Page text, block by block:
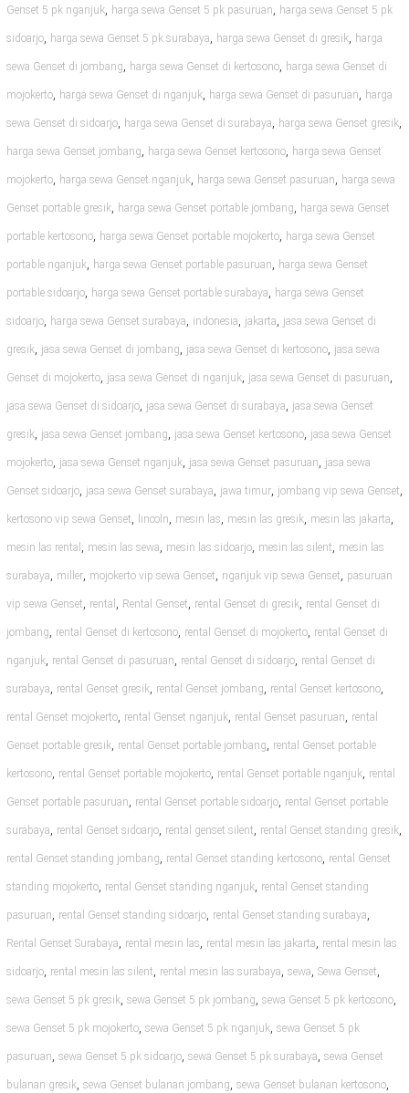
Genset 5 pk nganjuk, harga sewa Genset 5 pk pasuruan, harga sewa Genset 5 pk
sidoarjo, harga sewa Genset 5 pk surabaya, harga sewa Genset di gresik, harga
sewa Genset di jombang, harga sewa Genset di kertosono, harga sewa Genset di
mojokerto, harga sewa Genset di nganjuk, harga sewa Genset di pasuruan, harga
sewa Genset di sidoarjo, harga sewa Genset di surabaya, harga sewa Genset gresik,
harga sewa Genset jombang, harga sewa Genset kertosono, harga sewa Genset
mojokerto, harga sewa Genset nganjuk, harga sewa Genset pasuruan, harga sewa
Genset portable gresik, harga sewa Genset portable jombang, harga sewa Genset
portable kertosono, harga sewa Genset portable mojokerto, harga sewa Genset
portable nganjuk, harga sewa Genset portable pasuruan, harga sewa Genset
portable sidoarjo, harga sewa Genset portable surabaya, harga sewa Genset
sidoarjo, harga sewa Genset surabaya, indonesia, jakarta, jasa sewa Genset di
gresik, jasa sewa Genset di jombang, jasa sewa Genset di kertosono, jasa sewa
Genset di mojokerto, jasa sewa Genset di nganjuk, jasa sewa Genset di pasuruan,
jasa sewa Genset di sidoarjo, jasa sewa Genset di surabaya, jasa sewa Genset
gresik, jasa sewa Genset jombang, jasa sewa Genset kertosono, jasa sewa Genset
mojokerto, jasa sewa Genset nganjuk, jasa sewa Genset pasuruan, jasa sewa
Genset sidoarjo, jasa sewa Genset surabaya, jawa timur, jombang vip sewa Genset,
kertosono vip sewa Genset, lincoln, mesin las, mesin las gresik, mesin las jakarta,
mesin las rental , mesin las sewa, mesin las sidoarjo, mesin las silent, mesin las
surabaya, miller, mojokerto vip sewa Genset, nganjuk vip sewa Genset, pasuruan
vip sewa Genset, rental , Rental Genset, rental Genset di gresik, rental Genset di
jombang, rental Genset di kertosono, rental Genset di mojokerto, rental Genset di
nganjuk, rental Genset di pasuruan, rental Genset di sidoarjo, rental Genset di
surabaya, rental Genset gresik, rental Genset jombang, rental Genset kertosono,
rental Genset mojokerto, rental Genset nganjuk, rental Genset pasuruan, rental
Genset portable gresik, rental Genset portable jombang, rental Genset portable
kertosono, rental Genset portable mojokerto, rental Genset portable nganjuk, rental
Genset portable pasuruan, rental Genset portable sidoarjo, rental Genset portable
surabaya, rental Genset sidoarjo, rental genset silent, rental Genset standing gresik,
rental Genset standing jombang, rental Genset standing kertosono, rental Genset
standing mojokerto, rental Genset standing nganjuk, rental Genset standing
pasuruan, rental Genset standing sidoarjo, rental Genset standing surabaya,
Rental Genset Surabaya, rental mesin las, rental mesin las jakarta, rental mesin las
sidoarjo, rental mesin las silent, rental mesin las surabaya, sewa, Sewa Genset,
sewa Genset 5 pk gresik, sewa Genset 5 pk jombang, sewa Genset 5 pk kertosono,
sewa Genset 5 pk mojokerto, sewa Genset 5 pk nganjuk, sewa Genset 5 pk
pasuruan, sewa Genset 5 pk sidoarjo, sewa Genset 5 pk surabaya, sewa Genset
bulanan gresik, sewa Genset bulanan jombang, sewa Genset bulanan kertosono,